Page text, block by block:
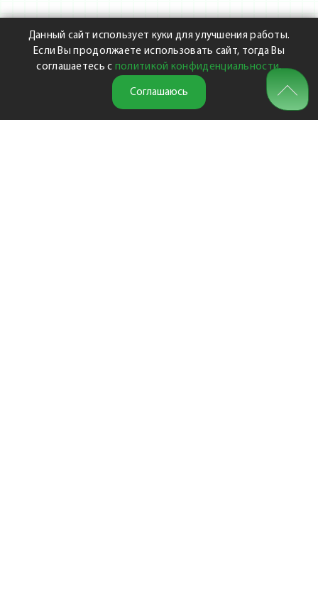
Данный сайт использует куки для улучшения работы.
Если Вы продолжаете использовать сайт, тогда Вы
соглашаетесь с политикой конфиденциальности.
Соглашаюсь